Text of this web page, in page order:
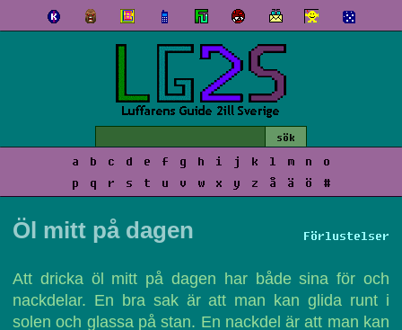
a b c d e f g h i j k l m n
o
p
q r s t u v w x y z å ä ö #
Förlustelser
Öl mitt på dagen
Att dricka öl mitt på dagen har både sina för och
nackdelar. En bra sak är att man kan glida runt i
solen och glassa på stan. En nackdel är att man kan